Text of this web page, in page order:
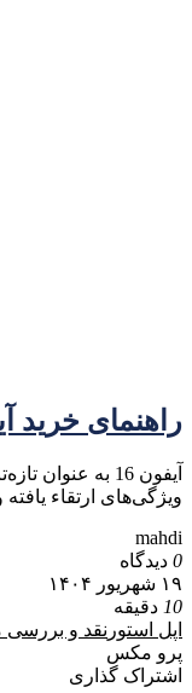
راهنمای خرید
آیفون 16 به
ویژگی‌های ارتقاء
mahdi
0 دیدگاه
۱۹ شهریور ۱۴۰۴
10 دقیقه
اپل استور نقد و بررسی
پرو مکس
اشتراک گذاری